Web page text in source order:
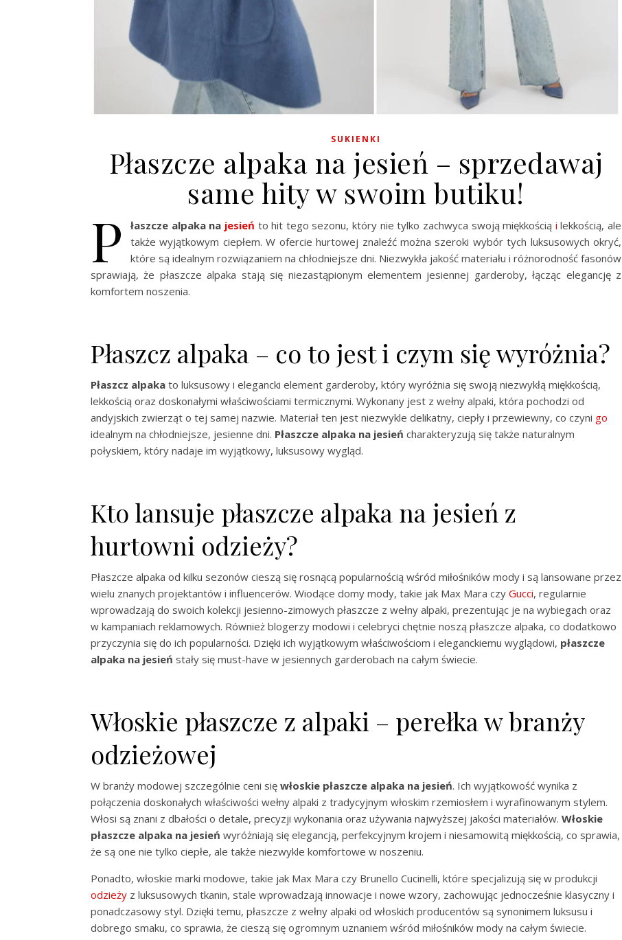
SUKIENKI
Płaszcze alpaka na jesień – sprzedawaj
same hity w swoim butiku!
P łaszcze alpaka na jesień to hit tego sezonu, który nie tylko zachwyca swoją miękkością i lekkością, ale
także wyjątkowym ciepłem. W ofercie hurtowej znaleźć można szeroki wybór tych luksusowych okryć,
które są idealnym rozwiązaniem na chłodniejsze dni. Niezwykła jakość materiału i różnorodność fasonów
sprawiają, że płaszcze alpaka stają się niezastąpionym elementem jesiennej garderoby, łącząc elegancję z
komfortem noszenia.
Płaszcz alpaka – co to jest i czym się wyróżnia?
Płaszcz alpaka to luksusowy i elegancki element garderoby, który wyróżnia się swoją niezwykłą miękkością,
lekkością oraz doskonałymi właściwościami termicznymi. Wykonany jest z wełny alpaki, która pochodzi od
andyjskich zwierząt o tej samej nazwie. Materiał ten jest niezwykle delikatny, ciepły i przewiewny, co czyni go
idealnym na chłodniejsze, jesienne dni. Płaszcze alpaka na jesień charakteryzują się także naturalnym
połyskiem, który nadaje im wyjątkowy, luksusowy wygląd.
Kto lansuje płaszcze alpaka na jesień z
hurtowni odzieży?
Płaszcze alpaka od kilku sezonów cieszą się rosnącą popularnością wśród miłośników mody i są lansowane przez
wielu znanych projektantów i influencerów. Wiodące domy mody, takie jak Max Mara czy Gucci, regularnie
wprowadzają do swoich kolekcji jesienno-zimowych płaszcze z wełny alpaki, prezentując je na wybiegach oraz
w kampaniach reklamowych. Również blogerzy modowi i celebryci chętnie noszą płaszcze alpaka, co dodatkowo
przyczynia się do ich popularności. Dzięki ich wyjątkowym właściwościom i eleganckiemu wyglądowi, płaszcze
alpaka na jesień stały się must-have w jesiennych garderobach na całym świecie.
Włoskie płaszcze z alpaki – perełka w branży
odzieżowej
W branży modowej szczególnie ceni się włoskie płaszcze alpaka na jesień. Ich wyjątkowość wynika z
połączenia doskonałych właściwości wełny alpaki z tradycyjnym włoskim rzemiosłem i wyrafinowanym stylem.
Włosi są znani z dbałości o detale, precyzji wykonania oraz używania najwyższej jakości materiałów. Włoskie
płaszcze alpaka na jesień wyróżniają się elegancją, perfekcyjnym krojem i niesamowitą miękkością, co sprawia,
że są one nie tylko ciepłe, ale także niezwykle komfortowe w noszeniu.
Ponadto, włoskie marki modowe, takie jak Max Mara czy Brunello Cucinelli, które specjalizują się w produkcji
odzieży z luksusowych tkanin, stale wprowadzają innowacje i nowe wzory, zachowując jednocześnie klasyczny i
ponadczasowy styl. Dzięki temu, płaszcze z wełny alpaki od włoskich producentów są synonimem luksusu i
dobrego smaku, co sprawia, że cieszą się ogromnym uznaniem wśród miłośników mody na całym świecie.